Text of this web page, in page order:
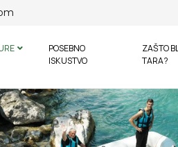
POSEBNO
ISKUSTVO
ZAŠTO
TARA?